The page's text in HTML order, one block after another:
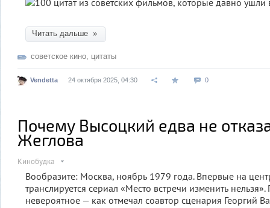
Читать дальше »
советское кино, цитаты
Vendetta 24 октября 2025, 04:30 0
Почему Высоцкий едва не
Жеглова
Кинобудка
Вообразите: Москва, ноябрь 1979 года. Впервые на
транслируется сериал «Место встречи изменить
невероятное — как отмечал соавтор сценария Георгий